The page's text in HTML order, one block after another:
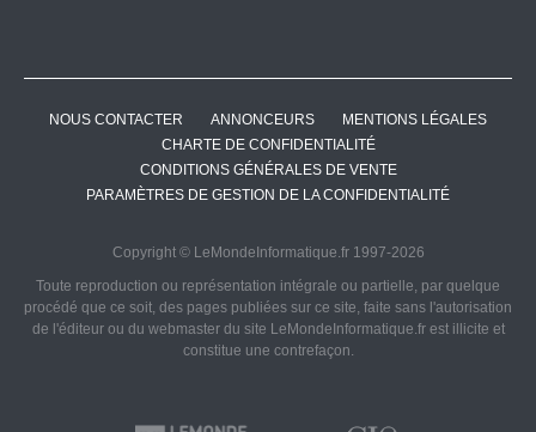
NOUS CONTACTER ANNONCEURS
MENTIONS LÉGALES
CHARTE DE CONFIDENTIALITÉ
CONDITIONS GÉNÉRALES DE VENTE
PARAMÈTRES DE GESTION DE LA CONFIDENTIALITÉ
Copyright © LeMondeInformatique.fr 1997-2026
Toute reproduction ou représentation intégrale ou partielle, par quelque
procédé que ce soit, des pages publiées sur ce site, faite sans l'autorisation
de l'éditeur ou du webmaster du site LeMondeInformatique.fr est illicite et
constitue une contrefaçon.